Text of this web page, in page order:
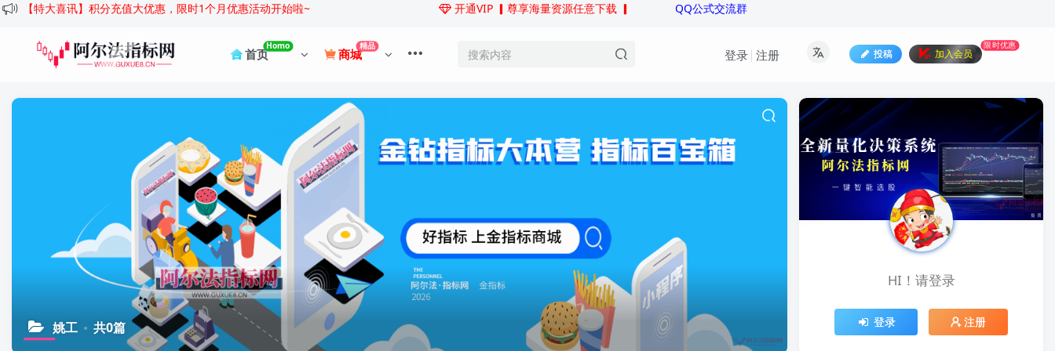
【特大喜讯】积分充值大优惠，限时1个月优惠活动开始啦~ 开通VIP ▎尊享海量资源任意下载 ▎ QQ公式交流群
首页
Homo
商城
精品
投稿 加入会员
限时优惠
登录 注册
姚工 共0篇
HI！请登录
登录 注册